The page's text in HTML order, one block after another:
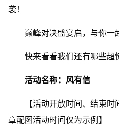
袭！
巅峰对决盛宴启，与你一
活动名称：风有信
【活动开放时间、结束
章配图活动时间仅为示例】